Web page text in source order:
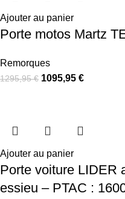
Ajouter au panier
Porte motos Martz
Remorques
1295,95€ 1095,95 €
Ajouter au panier
Porte voiture LIDER
essieu – PTAC :